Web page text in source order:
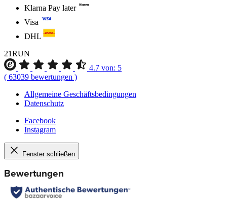
Klarna Pay later
Visa
DHL
21RUN
4.7 von: 5
( 63039 bewertungen )
Allgemeine Geschäftsbedingungen
Datenschutz
Facebook
Instagram
Fenster schließen